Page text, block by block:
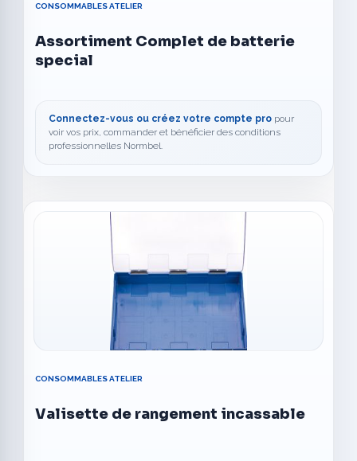
CONSOMMABLES ATELIER
Assortiment Complet de batterie
special
Connectez-vous ou créez votre compte pro pour
voir vos prix, commander et bénéficier des conditions
professionnelles Normbel.
CONSOMMABLES ATELIER
Valisette de rangement incassable